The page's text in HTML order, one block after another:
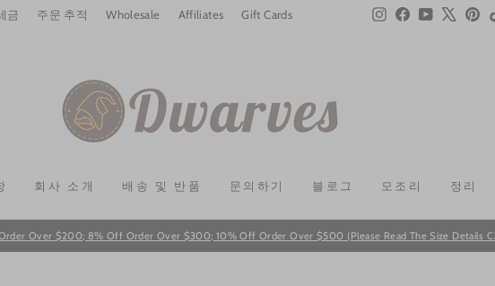
금 주문 추적 Wholesale Affiliates Gift Cards InstagramFacebookYouTube
회사 소개 배송 및 반품 문의하기 블로그 모조리 정리
Pause
Over $200; 8% Off Order Over $300; 10% Off Order Over $500 (Please Read The Size Details